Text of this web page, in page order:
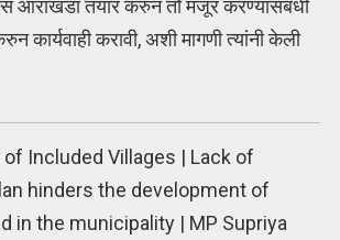
आराखडा तयार करुन तो मंजूर करण्यासंबंधी
कार्यवाही करावी, अशी मागणी त्यांनी केली
of Included Villages | Lack of
hinders the development of
in the municipality | MP Supriya